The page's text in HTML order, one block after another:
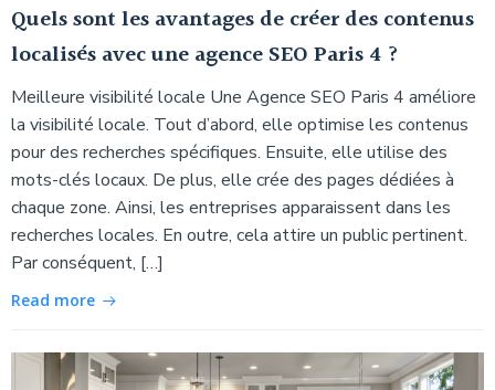
Quels sont les avantages de créer des contenus
localisés avec une agence SEO Paris 4 ?
Meilleure visibilité locale Une Agence SEO Paris 4 améliore
la visibilité locale. Tout d’abord, elle optimise les contenus
pour des recherches spécifiques. Ensuite, elle utilise des
mots-clés locaux. De plus, elle crée des pages dédiées à
chaque zone. Ainsi, les entreprises apparaissent dans les
recherches locales. En outre, cela attire un public pertinent.
Par conséquent, […]
Read more